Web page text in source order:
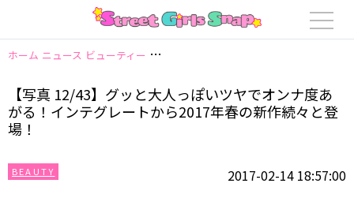
ホーム ニュース ビューティー 【写真 12/43】グッと大人っぽいツヤでオ
【写真 12/43】グッと大人っぽいツヤでオンナ度あ
がる！インテグレートから2017年春の新作続々と登
場！
BEAUTY 2017-02-14 18:57:00